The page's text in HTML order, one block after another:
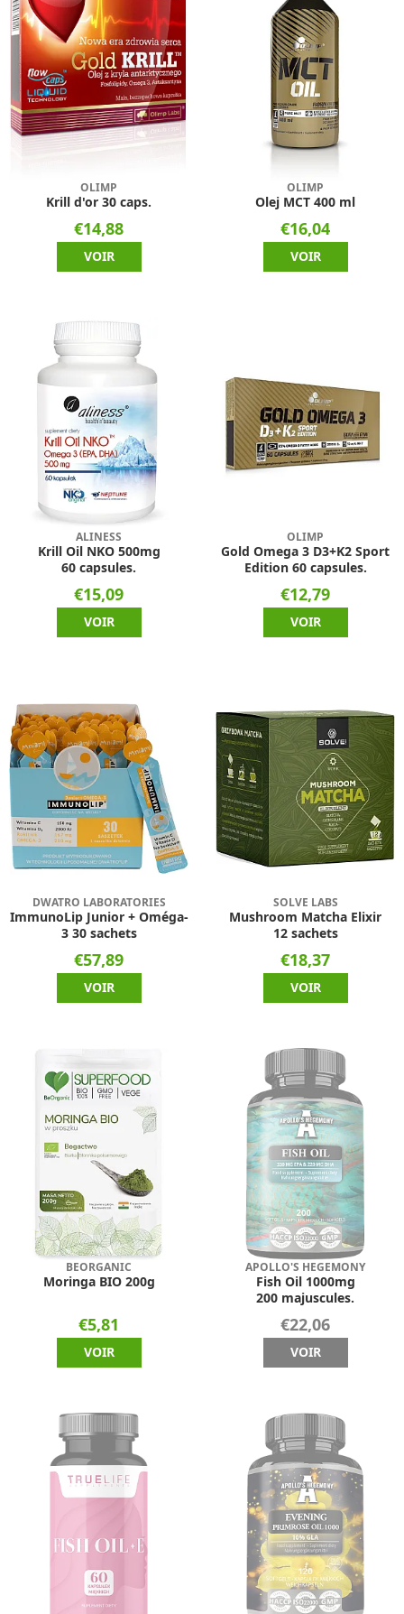
OLIMP
Krill d'or 30 caps.
€14,88
VOIR
OLIMP
Olej MCT 400 ml
€16,04
VOIR
ALINESS
Krill Oil NKO 500mg
60 capsules.
€15,09
VOIR
OLIMP
Gold Omega 3 D3+K2 Sport
Edition 60 capsules.
€12,79
VOIR
DWATRO LABORATORIES
ImmunoLip Junior + Oméga-
3 30 sachets
€57,89
VOIR
SOLVE LABS
Mushroom Matcha Elixir
12 sachets
€18,37
VOIR
BEORGANIC
Moringa BIO 200g
€5,81
VOIR
APOLLO'S HEGEMONY
Fish Oil 1000mg
200 majuscules.
€22,06
VOIR